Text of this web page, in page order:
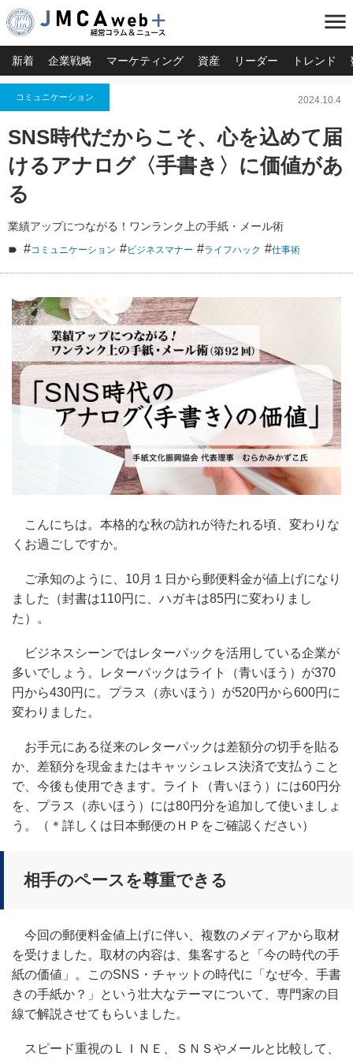
menu
新着 企業戦略 マーケティング 資産 リーダー トレンド
コミュニケーション 2024.10.4
SNS時代だからこそ、心を込めて届
けるアナログ〈手書き〉に価値があ
る
業績アップにつながる！ワンランク上の手紙・メール術
#コミュニケーション #ビジネスマナー #ライフハック #仕事術
こんにちは。本格的な秋の訪れが待たれる頃、変わりな
くお過ごしですか。
ご承知のように、10月１日から郵便料金が値上げになり
ました（封書は110円に、ハガキは85円に変わりまし
た）。
ビジネスシーンではレターパックを活用している企業が
多いでしょう。レターパックはライト（青いほう）が370
円から430円に。プラス（赤いほう）が520円から600円に
変わりました。
お手元にある従来のレターパックは差額分の切手を貼る
か、差額分を現金またはキャッシュレス決済で支払うこと
で、今後も使用できます。ライト（青いほう）には60円分
を、プラス（赤いほう）には80円分を追加して使いましょ
う。（＊詳しくは日本郵便のＨＰをご確認ください）
相手のペースを尊重できる
今回の郵便料金値上げに伴い、複数のメディアから取材
を受けました。取材の内容は、集客すると「今の時代の手
紙の価値」。このSNS・チャットの時代に「なぜ今、手書
きの手紙か？」という壮大なテーマについて、専門家の目
線で解説させてもらいました。
スピード重視のＬＩＮＥ、ＳＮＳやメールと比較して、